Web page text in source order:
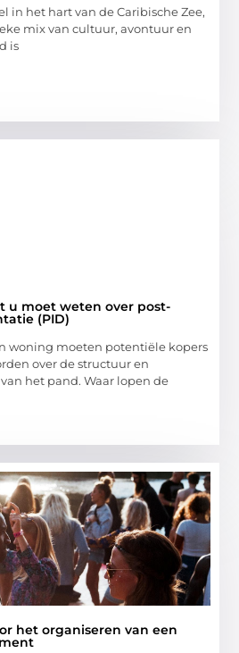
in het hart van de Caribische Zee,
mix van cultuur, avontuur en
is
u moet weten over post-
(PID)
woning moeten potentiële kopers
over de structuur en
het pand. Waar lopen de
het organiseren van een